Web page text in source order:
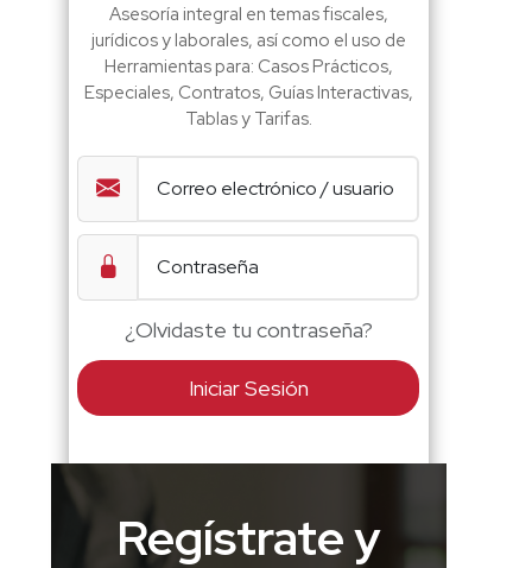
Asesoría integral en temas fiscales,
jurídicos y laborales, así como el uso de
Herramientas para: Casos Prácticos,
Especiales, Contratos, Guías Interactivas,
Tablas y Tarifas.
¿Olvidaste tu contraseña?
Iniciar Sesión
Regístrate y